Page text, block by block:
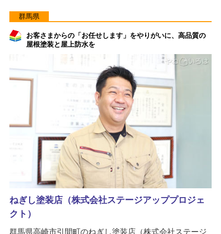
群馬県
お客さまからの「お任せします」をやりがいに、高品質の
屋根塗装と屋上防水を
ねぎし塗装店（株式会社ステージアッププロジェ
クト）
群馬県高崎市引間町のねぎし塗装店（株式会社ステージ